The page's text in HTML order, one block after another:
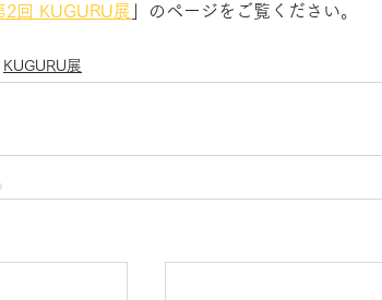
2回 KUGURU展 」のページをご覧ください。
KUGURU展